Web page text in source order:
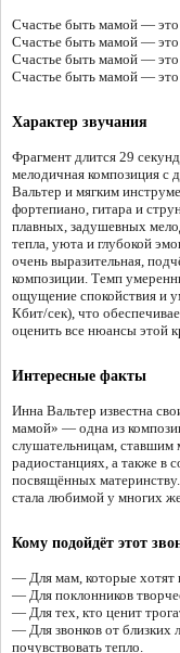
Счастье быть мамой —
Счастье быть мамой — это
Счастье быть мамой — это
Счастье быть мамой — это
Характер звучания
Фрагмент длится 29
мелодичная композиция
Вальтер и мягким
фортепиано, гитара и
плавных, задушевных
тепла, уюта и глубокой
очень выразительная,
композиции. Темп
ощущение спокойствия и
Кбит/сек), что
оценить все нюансы этой
Интересные факты
Инна Вальтер известна
мамой» — одна из
слушательницам, ставшим
радиостанциях, а также в
посвящённых
стала любимой у многих
Кому подойдёт этот
— Для мам, которые хотят
— Для поклонников
— Для тех, кто ценит
— Для звонков от близких
почувствовать тепло.